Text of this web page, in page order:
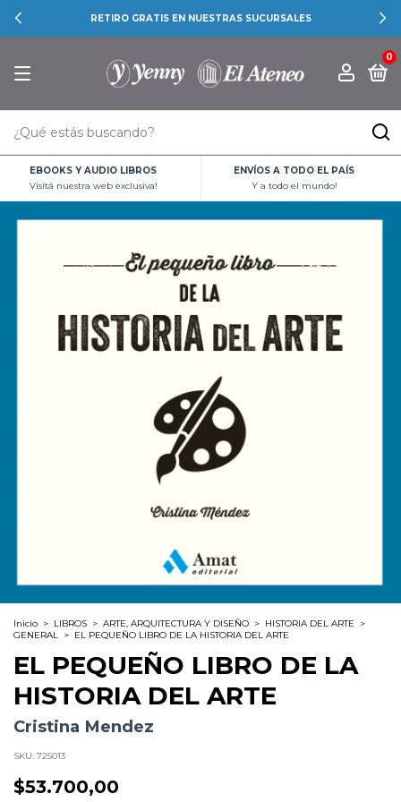
RETIRO GRATIS EN NUESTRAS SUCURSALES
0
EBOOKS Y AUDIO LIBROS
Visitá nuestra web exclusiva!
ENVÍOS A TODO EL PAÍS
Y a todo el mundo!
Inicio > LIBROS > ARTE, ARQUITECTURA Y DISEÑO > HISTORIA DEL ARTE
>
GENERAL > EL PEQUEÑO LIBRO DE LA HISTORIA DEL ARTE
EL PEQUEÑO LIBRO DE LA
HISTORIA DEL ARTE
Cristina Mendez
SKU: 725013
$53.700,00